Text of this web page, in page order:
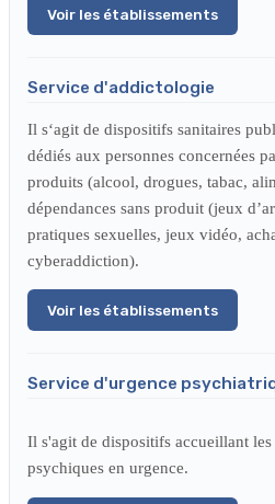
Voir les établissements
Service d'addictologie
Il s‘agit de dispositifs sanitaires
dédiés aux personnes concernées
produits (alcool, drogues, tabac,
dépendances sans produit (jeux
pratiques sexuelles, jeux vidéo,
cyberaddiction).
Voir les établissements
Service d'urgence
Il s'agit de dispositifs accueillant
psychiques en urgence.